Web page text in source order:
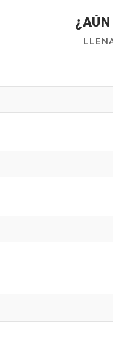
¿AÚN